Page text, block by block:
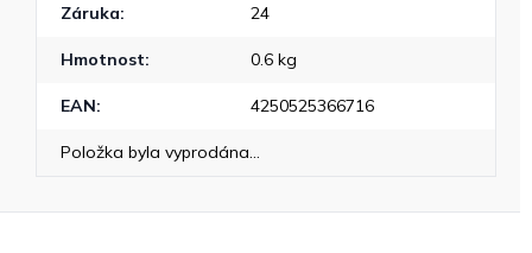
Záruka: 24
Hmotnost: 0.6 kg
EAN: 4250525366716
Položka byla vyprodána…